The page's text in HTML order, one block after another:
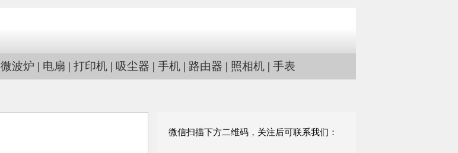
微波炉 | 电扇 | 打印机| 吸尘器 | 手机| 路由器 | 照相机| 手表
微信扫描下方二维码，关注后可联系我们：